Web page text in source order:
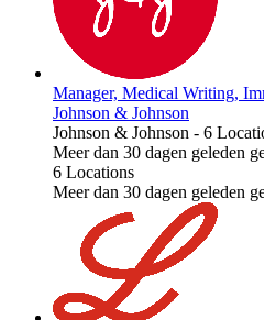
Manager, Medical Writing,
Johnson & Johnson
Johnson & Johnson - 6
Meer dan 30 dagen geleden
6 Locations
Meer dan 30 dagen geleden